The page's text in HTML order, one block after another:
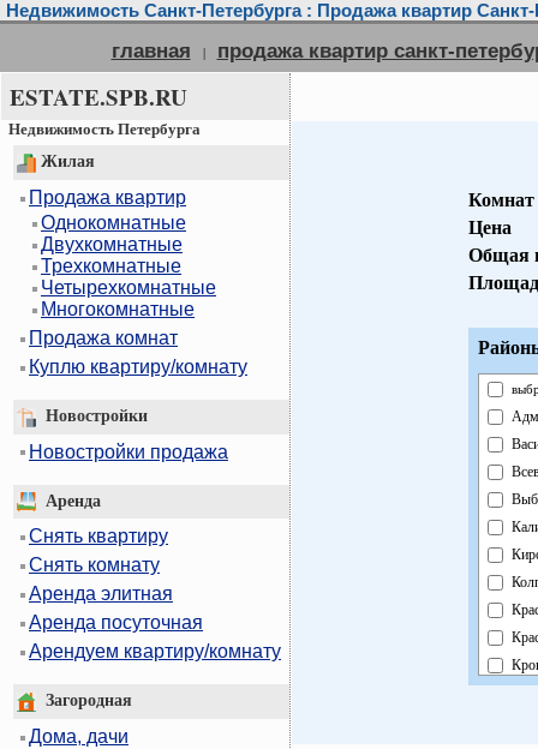
Недвижимость Санкт-Петербурга : Продажа квартир Санкт-
главная | продажа квартир санкт-
ESTATE.SPB.RU
Недвижимость Петербурга
Жилая
Продажа квартир
Однокомнатные
Двухкомнатные
Трехкомнатные
Четырехкомнатные
Многокомнатные
Продажа комнат
Куплю квартиру/комнату
Новостройки
Новостройки продажа
Аренда
Снять квартиру
Снять комнату
Аренда элитная
Аренда посуточная
Арендуем квартиру/комнату
Загородная
Дома, дачи
Комнат
Цена
Общая